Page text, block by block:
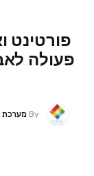
פורטינט
פעולה
By מערכת AVMASTER